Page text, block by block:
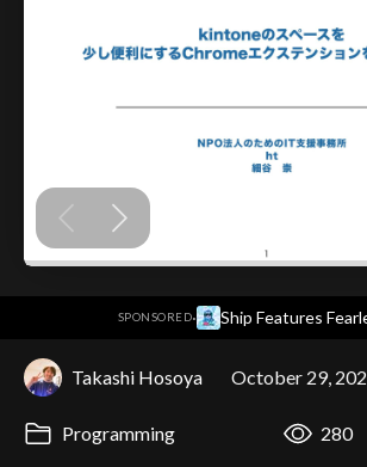
SPONSORED· Ship Features
Takashi Hosoya October 29,
Programming 280